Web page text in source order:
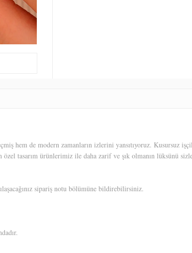
hem de modern zamanların izlerini yansıtıyoruz. Kusursuz
tasarım ürünlerimiz ile daha zarif ve şık olmanın lüksünü
sipariş notu bölümüne bildirebilirsiniz.